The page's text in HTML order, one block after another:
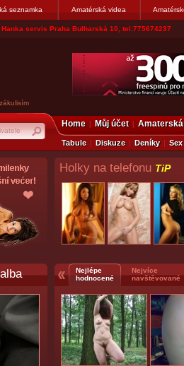
seznamka Amatérská videa
ktery nekdy přemýšlel o divákovi. Napiste
Home Můj účet
Tabule Diskuze Deníky
Holky na telefonu TiP
Nejlépe
hodnocené
Nejvíce
navštěvované